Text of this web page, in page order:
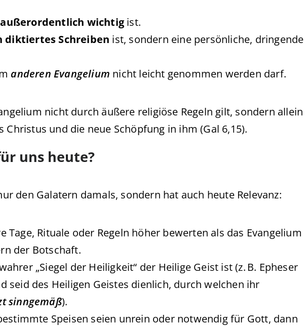
außerordentlich wichtig ist.
diktiertes Schreiben ist, sondern eine persönliche, dringende
anderen Evangelium nicht leicht genommen werden darf.
nicht durch äußere religiöse Regeln gilt, sondern allein
Christus und die neue Schöpfung in ihm (Gal 6,15).
uns heute?
den Galatern damals, sondern hat auch heute Relevanz:
Tage, Rituale oder Regeln höher bewerten als das Evangelium
der Botschaft.
„Siegel der Heiligkeit“ der Heilige Geist ist (z. B. Epheser
seid des Heiligen Geistes dienlich, durch welchen ihr
sinngemäß).
Speisen seien unrein oder notwendig für Gott, dann